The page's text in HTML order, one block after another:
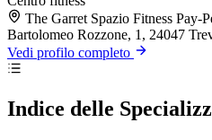
The Garret Spazio Fitness Pay-
Bartolomeo Rozzone, 1, 24047
Vedi profilo completo
Indice delle